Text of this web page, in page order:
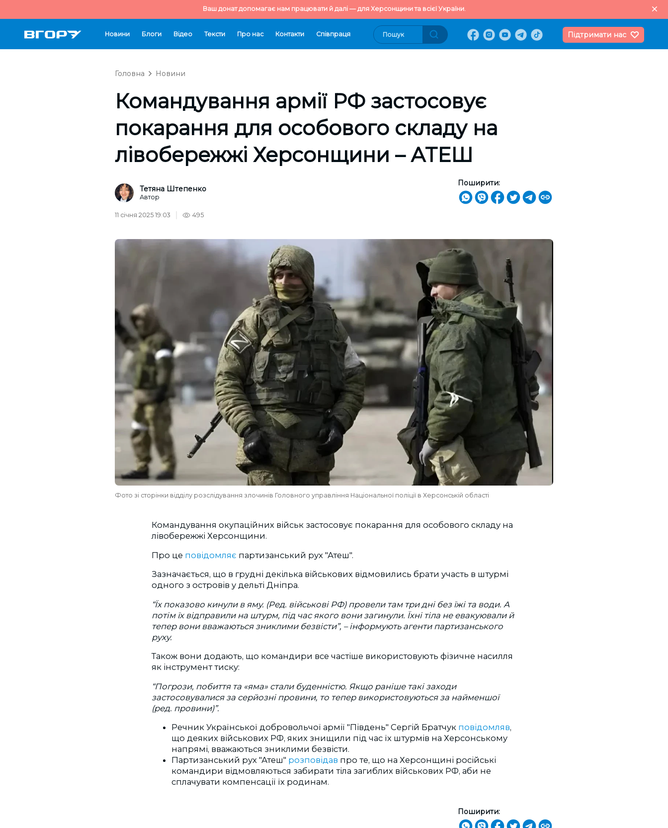
Ваш донат допомагає нам працювати й далі — для Херсонщини та всієї України.
Новини Блоги Відео Тексти Про нас Контакти Cпівпраця Підтримати нас
Головна Новини
Командування армії РФ застосовує
покарання для особового складу на
лівобережжі Херсонщини – АТЕШ
Тетяна Штепенко
Автор
Поширити:
11 січня 2025 19:03 495
Фото зі сторінки відділу розслідування злочинів Головного управління Національної поліції в Херсонській області
Командування окупаційних військ застосовує покарання для особового складу на
лівобережжі Херсонщини.
Про це повідомляє партизанський рух "Атеш".
Зазначається, що в грудні декілька військових відмовились брати участь в штурмі
одного з островів у дельті Дніпра.
“Їх показово кинули в яму. (Ред. військові РФ) провели там три дні без їжі та води. А
потім їх відправили на штурм, під час якого вони загинули. Їхні тіла не евакуювали й
тепер вони вважаються зниклими безвісти”, – інформують агенти партизанського
руху.
Також вони додають, що командири все частіше використовують фізичне насилля
як інструмент тиску:
“Погрози, побиття та «яма» стали буденністю. Якщо раніше такі заходи
застосовувалися за серйозні провини, то тепер використовуються за найменшої
(ред. провини)”.
Речник Української добровольчої армії "Південь" Сергій Братчук повідомляв,
що деяких військових РФ, яких знищили під час їх штурмів на Херсонському
напрямі, вважаються зниклими безвісти.
Партизанський рух "Атеш" розповідав про те, що на Херсонщині російські
командири відмовляються забирати тіла загиблих військових РФ, аби не
сплачувати компенсації їх родинам.
Поширити: